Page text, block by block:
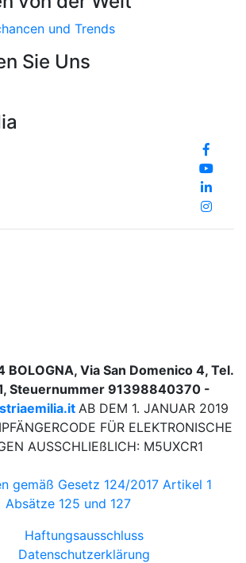
und Trends
Sie Uns
BOLOGNA, Via San Domenico 4, Tel.
Steuernummer 91398840370 -
AB DEM 1. JANUAR 2019
FÜR ELEKTRONISCHE
AUSSCHLIEßLICH: M5UXCR1
gemäß Gesetz 124/2017 Artikel 1
Absätze 125 und 127
Haftungsausschluss
Datenschutzerklärung